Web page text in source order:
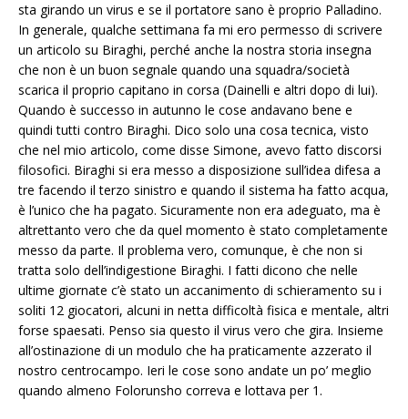
sta girando un virus e se il portatore sano è proprio Palladino.
In generale, qualche settimana fa mi ero permesso di scrivere
un articolo su Biraghi, perché anche la nostra storia insegna
che non è un buon segnale quando una squadra/società
scarica il proprio capitano in corsa (Dainelli e altri dopo di lui).
Quando è successo in autunno le cose andavano bene e
quindi tutti contro Biraghi. Dico solo una cosa tecnica, visto
che nel mio articolo, come disse Simone, avevo fatto discorsi
filosofici. Biraghi si era messo a disposizione sull’idea difesa a
tre facendo il terzo sinistro e quando il sistema ha fatto acqua,
è l’unico che ha pagato. Sicuramente non era adeguato, ma è
altrettanto vero che da quel momento è stato completamente
messo da parte. Il problema vero, comunque, è che non si
tratta solo dell’indigestione Biraghi. I fatti dicono che nelle
ultime giornate c’è stato un accanimento di schieramento su i
soliti 12 giocatori, alcuni in netta difficoltà fisica e mentale, altri
forse spaesati. Penso sia questo il virus vero che gira. Insieme
all’ostinazione di un modulo che ha praticamente azzerato il
nostro centrocampo. Ieri le cose sono andate un po’ meglio
quando almeno Folorunsho correva e lottava per 1.